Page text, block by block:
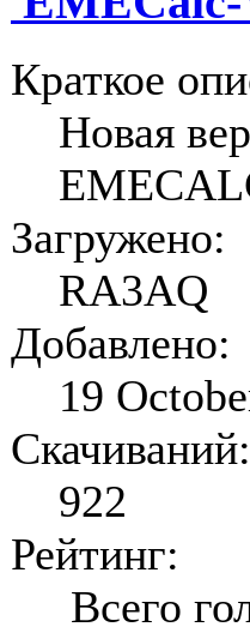
Краткое
Новая
Загружено:
RA3AQ
Добавлено:
19
Скачиваний:
922
Рейтинг:
Всего